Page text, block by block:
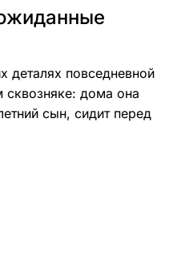
повседневной
сквозняке: дома она
сын, сидит перед